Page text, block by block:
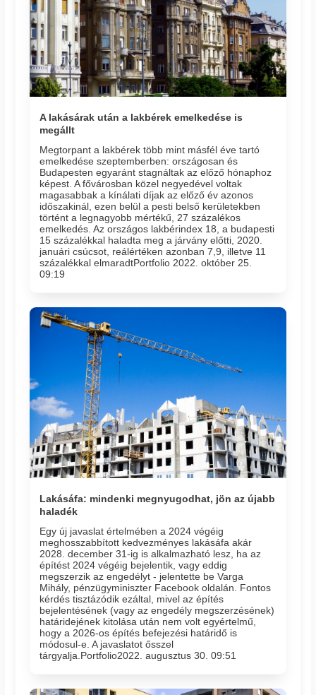
A lakásárak után a lakbérek emelkedése is
megállt
Megtorpant a lakbérek több mint másfél éve tartó
emelkedése szeptemberben: országosan és
Budapesten egyaránt stagnáltak az előző hónaphoz
képest. A fővárosban közel negyedével voltak
magasabbak a kínálati díjak az előző év azonos
időszakinál, ezen belül a pesti belső kerületekben
történt a legnagyobb mértékű, 27 százalékos
emelkedés. Az országos lakbérindex 18, a budapesti
15 százalékkal haladta meg a járvány előtti, 2020.
januári csúcsot, reálértéken azonban 7,9, illetve 11
százalékkal elmaradtPortfolio 2022. október 25.
09:19
Lakásáfa: mindenki megnyugodhat, jön az újabb
haladék
Egy új javaslat értelmében a 2024 végéig
meghosszabbított kedvezményes lakásáfa akár
2028. december 31-ig is alkalmazható lesz, ha az
építést 2024 végéig bejelentik, vagy eddig
megszerzik az engedélyt - jelentette be Varga
Mihály, pénzügyminiszter Facebook oldalán. Fontos
kérdés tisztázódik ezáltal, mivel az építés
bejelentésének (vagy az engedély megszerzésének)
határidejének kitolása után nem volt egyértelmű,
hogy a 2026-os építés befejezési határidő is
módosul-e. A javaslatot ősszel
tárgyalja.Portfolio2022. augusztus 30. 09:51